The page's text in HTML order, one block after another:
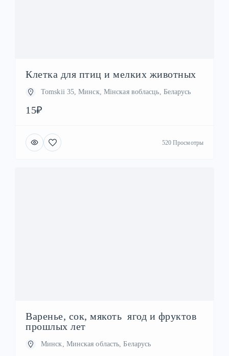
Клетка для птиц и мелких животных
Tomskii 35, Минск, Мінская вобласць, Беларусь
15₽
520 Просмотры
Варенье, сок, мякоть ягод и фруктов
прошлых лет
Минск, Минская область, Беларусь